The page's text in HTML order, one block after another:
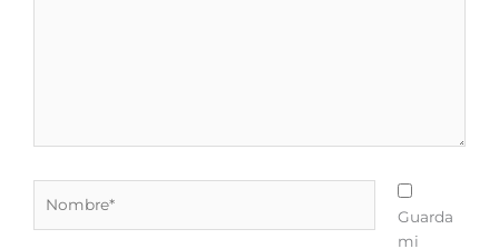
Guarda
mi